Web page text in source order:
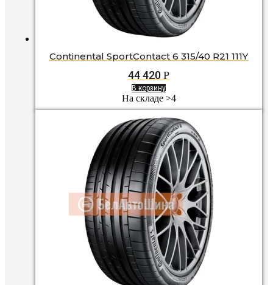
Continental SportContact 6 315/40 R21 111Y
44 420 Р
В корзину
На складе >4